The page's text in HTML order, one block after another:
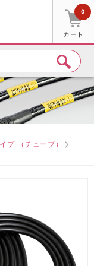
カート
0
プ （チューブ）